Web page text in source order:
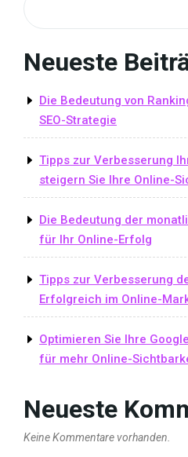
Neueste
Die Bedeutung von
SEO-Strategie
Tipps zur Verbesserung
steigern Sie Ihre Online-
Die Bedeutung der
für Ihr Online-Erfolg
Tipps zur Verbesserung
Erfolgreich im Online-
Optimieren Sie Ihre
für mehr Online-
Neueste
Keine Kommentare vorhanden.